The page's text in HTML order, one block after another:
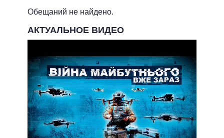
ГЛАВЫ ОБЛАДМИНИСТРАЦИЙ
СРАВНЕНИЕ ПОЛИТИКОВ
ОБЕЩАНИЯ В ПРОЦЕССЕ
ВСЕ ОБЕЩАНИЯ
АРХИВНЫЕ ОБЕЩАНИЯ
Обещаний не найдено.
АКТУАЛЬНОЕ ВИДЕО